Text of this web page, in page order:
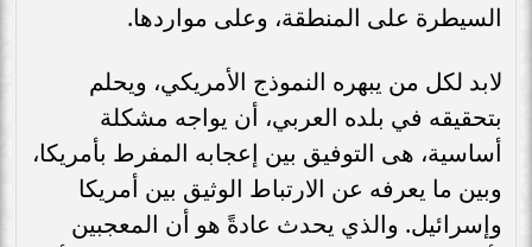
السيطرة على المنطقة، وعلى مواردها.
لابد لكل من يبهره النموذج الأمريكي، ويحلم
بتحقيقه في بلده العربي، أن يواجه مشكلة
أساسية، هى التوفيق بين إعجابه المفرط بأمريكا،
وبين ما يعرفه عن الارتباط الوثيق بين أمريكا
وإسرائيل. والذي يحدث عادةً هو أن المعجبين